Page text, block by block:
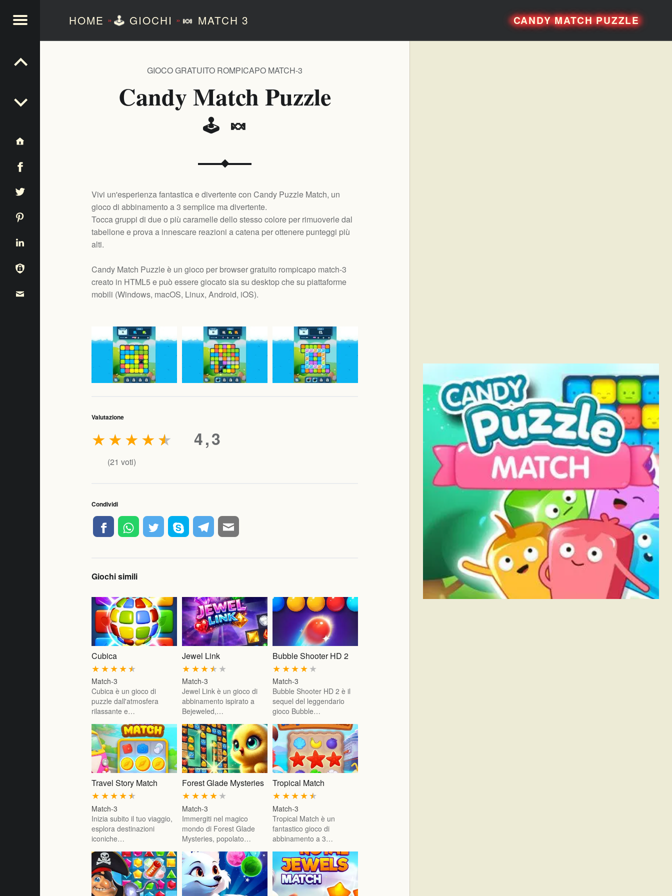
HOME »🕹️ GIOCHI » 🍬 MATCH 3 CANDY MATCH PUZZLE
Candy Match Puzzle
🕹️ 🍬
GIOCO GRATUITO ROMPICAPO MATCH-3
Vivi un'esperienza fantastica e divertente con Candy Puzzle Match, un
gioco di abbinamento a 3 semplice ma divertente.
Tocca gruppi di due o più caramelle dello stesso colore per rimuoverle dal
tabellone e prova a innescare reazioni a catena per ottenere punteggi più
alti.
Candy Match Puzzle è un gioco per browser gratuito rompicapo match-3
creato in HTML5 e può essere giocato sia su desktop che su piattaforme
mobili (Windows, macOS, Linux, Android, iOS).
Valutazione
4,3
★
★
★
★
★
(21 voti)
Condividi
Giochi simili
Cubica
★
★
★
★
★
Match-3
Cubica è un gioco di
puzzle dall'atmosfera
rilassante e…
Jewel Link
★
★
★
★
★
Match-3
Jewel Link è un gioco di
abbinamento ispirato a
Bejeweled,…
Bubble Shooter HD 2
★
★
★
★
★
Match-3
Bubble Shooter HD 2 è il
sequel del leggendario
gioco Bubble…
Travel Story Match
★
★
★
★
★
Match-3
Inizia subito il tuo viaggio,
esplora destinazioni
iconiche…
Forest Glade Mysteries
★
★
★
★
★
Match-3
Immergiti nel magico
mondo di Forest Glade
Mysteries, popolato…
Tropical Match
★
★
★
★
★
Match-3
Tropical Match è un
fantastico gioco di
abbinamento a 3…